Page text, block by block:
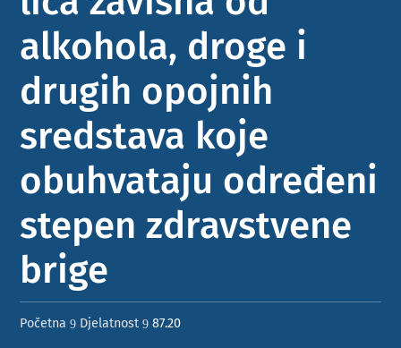
alkohola, droge i
drugih opojnih
sredstava koje
obuhvataju određeni
stepen zdravstvene
brige ​
Početna 9 Djelatnost 9 87.20